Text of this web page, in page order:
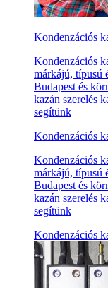
Kondenzációs
Kondenzációs
márkájú, típusú
Budapest és
kazán szerelés
segítünk
Kondenzációs
Kondenzációs
márkájú, típusú
Budapest és
kazán szerelés
segítünk
Kondenzációs